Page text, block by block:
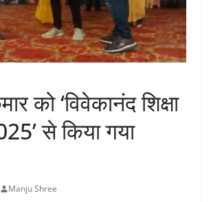
को ‘विवेकानंद शिक्षा
से किया गया
Manju Shree